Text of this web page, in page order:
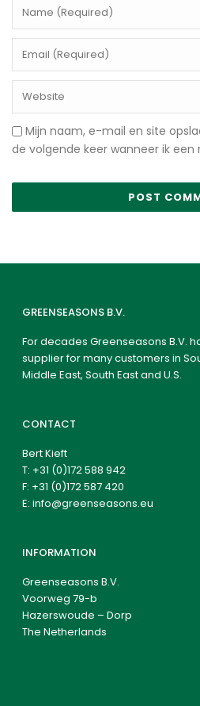
Mijn naam, e-mail en site
de volgende keer wanneer ik een
GREENSEASONS B.V.
For decades Greenseasons B.V.
supplier for many customers in
Middle East, South East and U.S.
CONTACT
Bert Kieft
T: +31 (0)172 588 942
F: +31 (0)172 587 420
E:info@greenseasons.eu
INFORMATION
Greenseasons B.V.
Voorweg 79-b
Hazerswoude – Dorp
The Netherlands